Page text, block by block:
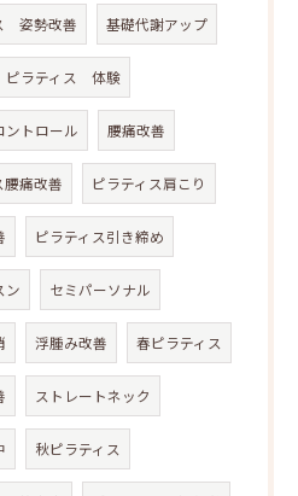
姿勢改善 基礎代謝アップ
ピラティス 体験
ントロール 腰痛改善
腰痛改善 ピラティス肩こり
ピラティス引き締め
ン セミパーソナル
浮腫み改善 春ピラティス
ストレートネック
秋ピラティス